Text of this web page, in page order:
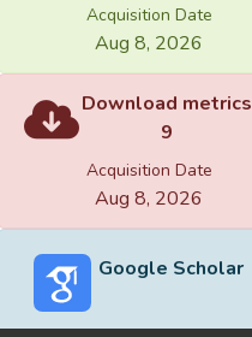
Acquisition Date
Aug 8, 2026
Download metrics
9
Acquisition Date
Aug 8, 2026
Google Scholar